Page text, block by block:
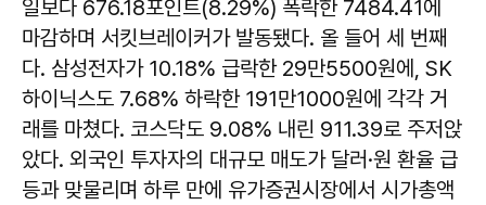
일보다 676.18포인트(8.29%) 폭락한 7484.41에
마감하며 서킷브레이커가 발동됐다. 올 들어 세 번째
다. 삼성전자가 10.18% 급락한 29만5500원에, SK
하이닉스도 7.68% 하락한 191만1000원에 각각 거
래를 마쳤다. 코스닥도 9.08% 내린 911.39로 주저앉
았다. 외국인 투자자의 대규모 매도가 달러·원 환율 급
등과 맞물리며 하루 만에 유가증권시장에서 시가총액